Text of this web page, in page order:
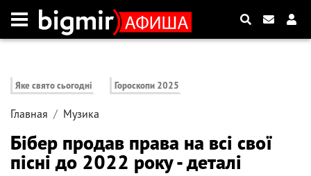
Яке свято сьогодні Гороскопи 2025
Главная Музика
Бібер продав права на всі свої
пісні до 2022 року - деталі